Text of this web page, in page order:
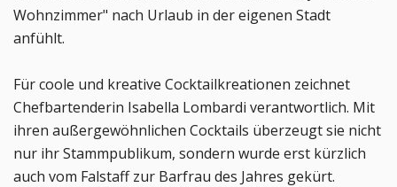
Wohnzimmer" nach Urlaub in der eigenen Stadt
anfühlt.
Für coole und kreative Cocktailkreationen zeichnet
Chefbartenderin Isabella Lombardi verantwortlich. Mit
ihren außergewöhnlichen Cocktails überzeugt sie nicht
nur ihr Stammpublikum, sondern wurde erst kürzlich
auch vom Falstaff zur Barfrau des Jahres gekürt.